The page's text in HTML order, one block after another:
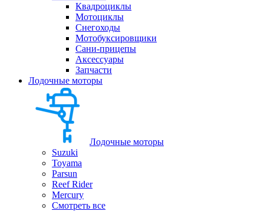
Квадроциклы
Мотоциклы
Снегоходы
Мотобуксировщики
Сани-прицепы
Аксессуары
Запчасти
Лодочные моторы
Лодочные моторы
Suzuki
Toyama
Parsun
Reef Rider
Mercury
Смотреть все